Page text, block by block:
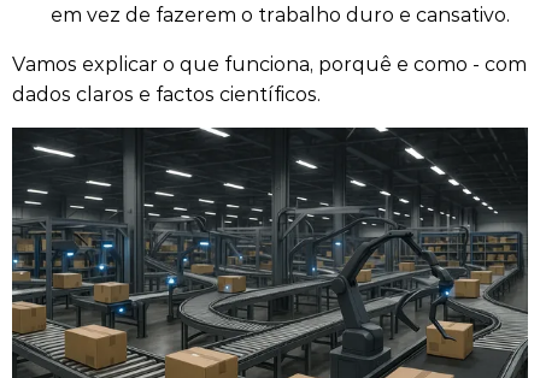
em vez de fazerem o trabalho duro e cansativo.
Vamos explicar o que funciona, porquê e como - com
dados claros e factos científicos.